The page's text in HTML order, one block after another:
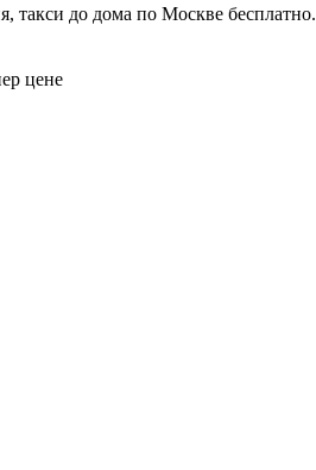
такси до дома по Москве бесплатно.
цене